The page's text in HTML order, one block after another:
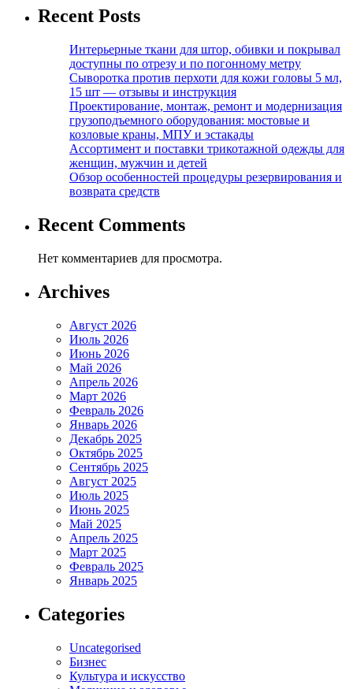
Recent Posts
Интерьерные ткани для штор, обивки и покрывал
доступны по отрезу и по погонному метру
Сыворотка против перхоти для кожи головы 5 мл,
15 шт — отзывы и инструкция
Проектирование, монтаж, ремонт и модернизация
грузоподъемного оборудования: мостовые и
козловые краны, МПУ и эстакады
Ассортимент и поставки трикотажной одежды для
женщин, мужчин и детей
Обзор особенностей процедуры резервирования и
возврата средств
Recent Comments
Нет комментариев для просмотра.
Archives
Август 2026
Июль 2026
Июнь 2026
Май 2026
Апрель 2026
Март 2026
Февраль 2026
Январь 2026
Декабрь 2025
Октябрь 2025
Сентябрь 2025
Август 2025
Июль 2025
Июнь 2025
Май 2025
Апрель 2025
Март 2025
Февраль 2025
Январь 2025
Categories
Uncategorised
Бизнес
Культура и искусство